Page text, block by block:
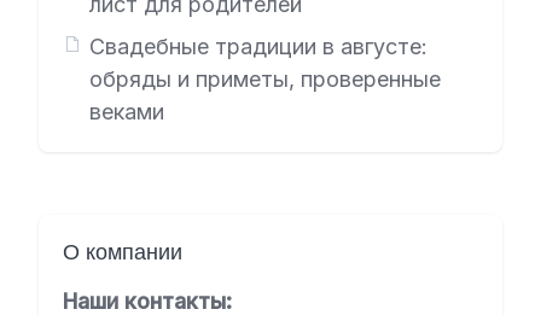
Свадебные традиции в августе:
обряды и приметы, проверенные
веками
О компании
Наши контакты: